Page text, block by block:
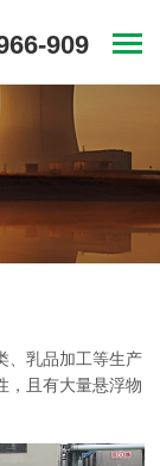
909
、乳品加工等生产
，且有大量悬浮物